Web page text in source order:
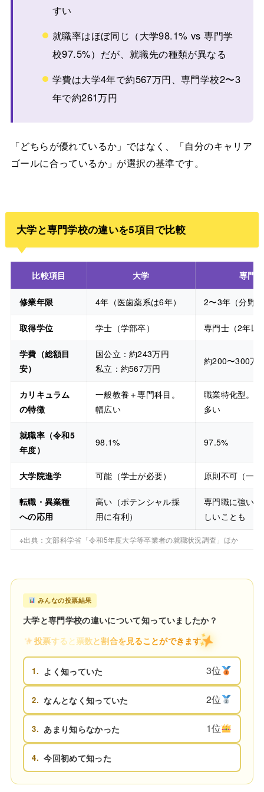
すい
就職率はほぼ同じ（大学98.1% vs 専門学
校97.5%）だが、就職先の種類が異なる
学費は大学4年で約567万円、専門学校2〜3
年で約261万円
「どちらが優れているか」ではなく、「自分のキャリア
ゴールに合っているか」が選択の基準です。
大学と専門学校の違いを5項目で比較
比較項目 大学 専門
修業年限 4年（医歯薬系は6年） 2〜3年（分野
取得学位 学士（学部卒） 専門士（2年以
学費（総額目
安）
国公立：約243万円
私立：約567万円
約200〜300万
カリキュラム
の特徴
一般教養＋専門科目。
幅広い
職業特化型。
多い
就職率（令和5
年度）
98.1% 97.5%
大学院進学 可能（学士が必要） 原則不可（一
転職・異業種
への応用
高い（ポテンシャル採
用に有利）
専門職に強い
しいことも
※出典：文部科学省「令和5年度大学等卒業者の就職状況調査」ほか
みんなの投票結果
大学と専門学校の違いについて知っていましたか？
投票すると票数と割合を見ることができます
1. よく知っていた 3位
2. なんとなく知っていた 2位
3. あまり知らなかった 1位
4. 今回初めて知った